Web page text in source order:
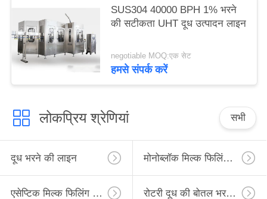
SUS304 40000 BPH 1% भरने
की सटीकता UHT दूध उत्पादन लाइन
negotiable MOQ:एक सेट
हमसे संपर्क करें
लोकप्रिय श्रेणियां सभी
दूध भरने की लाइन मोनोब्लॉक मिल्क फिलिंग लाइन
एसेप्टिक मिल्क फिलिंग लाइन रोटरी दूध की बोतल भरने की लाइन